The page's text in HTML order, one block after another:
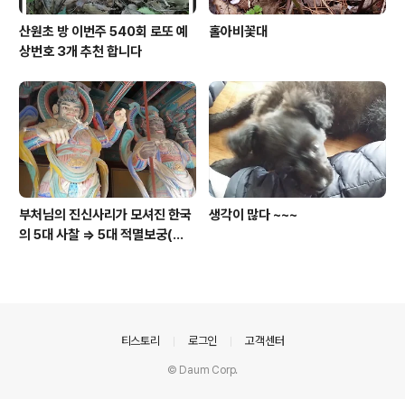
산원초 방 이번주 540회 로또 예
상번호 3개 추천 합니다
홀아비꽃대
부처님의 진신사리가 모셔진 한국
의 5대 사찰 => 5대 적멸보궁(寂
생각이 많다 ~~~
티스토리 로그인 고객센터
© Daum Corp.